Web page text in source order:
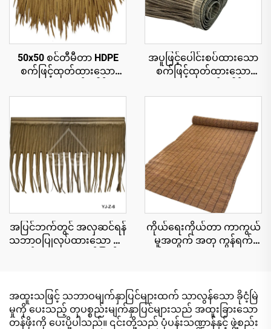
50x50 စင်တီမီတာ HDPE
စက်ဖြင့်ထုတ်ထားသော
ပြား၊ ၁၅ နှစ်အထိ ယူဗီ
ဒေသရှိ အပန်းဖြေစခန်းများ
အတွက်
အပူဖြင့်ပေါင်းစပ်ထားသော
စက်ဖြင့်ထုတ်ထားသော
ပြား ၅၀ စင်တီမီတာ x ၃
ကောင်းမွန်ခြင်း
အပြင်ဘက်တွင် အလှဆင်ရန်
သဘာဝပြုလုပ်ထားသော ဖရုံ
ကိုယ်ရေးကိုယ်တာ ကာကွယ်
မှုအတွက် အတု ကွန်ရက်
အထူးသဖြင့် သဘာဝမျက်နှာပြင်များထက် သာလွန်သော ခိုငံ့မြဲ
မှုကို ပေးသည့် တုပစ္စည်းမျက်နှာပြင်များသည် အထူးခြားသော
တန်ဖိုးကို ပေးပို့ပါသည်။ ၎င်းတို့သည် ပုံပန်းသဏ္ဍာန်နှင့် ဖွဲ့စည်း